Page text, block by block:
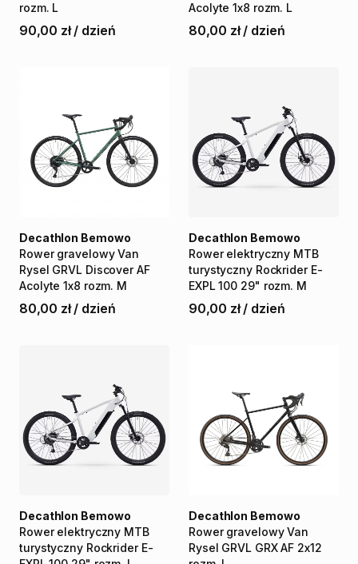
rozm. L
90,00 zł / dzień
Acolyte 1x8 rozm. L
80,00 zł / dzień
Rower gravelowy Van
Rysel GRVL Discover AF
Acolyte 1x8 rozm. M
Decathlon Bemowo
80,00 zł / dzień
Rower elektryczny MTB
turystyczny Rockrider E-
EXPL 100 29" rozm. M
Decathlon Bemowo
90,00 zł / dzień
Rower elektryczny MTB
turystyczny Rockrider E-
Decathlon Bemowo
Rower gravelowy Van
Rysel GRVL GRX AF 2x12
Decathlon Bemowo